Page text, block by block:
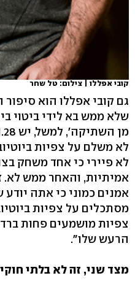
קובי אפללו | צילום: טל שחר
גם קובי אפללו הוא
שלא ממש בא לידי ביטוי
לא משלם על צפיות
לא פיירי כי אחד משחק
אמיתיות, והאחר ממש
אמנים כמוני כי אתה
מסתכלים על צפיות
צפיות מושמעים פחות
הרעש שלו".
מצד שני, זה לא בלתי